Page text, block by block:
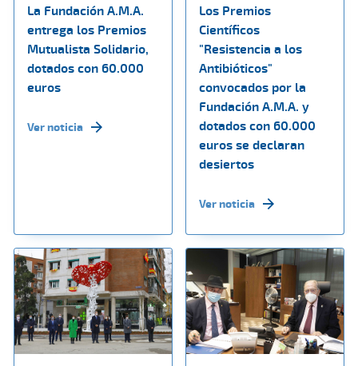
La Fundación A.M.A.
entrega los Premios
Mutualista Solidario,
dotados con 60.000
euros
Ver noticia
Los Premios
Científicos
"Resistencia a los
Antibióticos"
convocados por la
Fundación A.M.A. y
dotados con 60.000
euros se declaran
desiertos
Ver noticia